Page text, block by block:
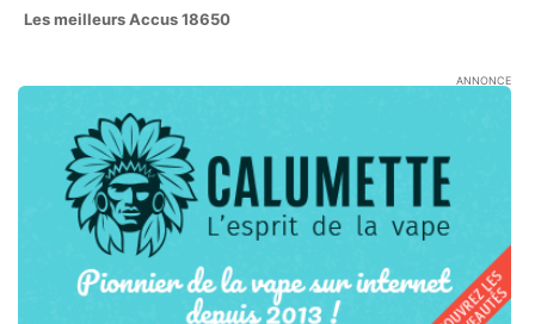
Les meilleurs Accus 18650
ANNONCE